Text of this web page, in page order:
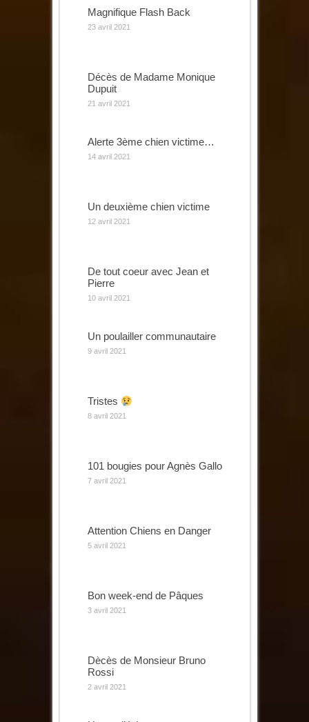
Magnifique Flash Back
23 avril 2021
Décès de Madame Monique
Dupuit
21 avril 2021
Alerte 3ème chien victime…
14 avril 2021
Un deuxième chien victime
12 avril 2021
De tout coeur avec Jean et
Pierre
10 avril 2021
Un poulailler communautaire
9 avril 2021
Tristes
8 avril 2021
101 bougies pour Agnès Gallo
7 avril 2021
Attention Chiens en Danger
5 avril 2021
Bon week-end de Pâques
3 avril 2021
Dècès de Monsieur Bruno
Rossi
2 avril 2021